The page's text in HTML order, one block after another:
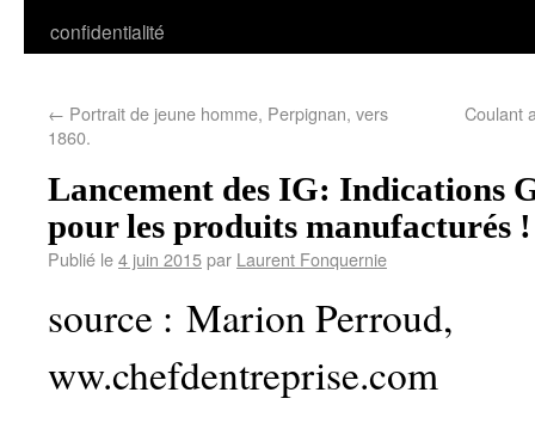
confidentialité
← Portrait de jeune homme, Perpignan, vers
1860.
Coulant
Lancement des IG: Indications
pour les produits manufacturés !
Publié le4 juin 2015par Laurent Fonquernie
source : Marion Perroud,
ww.chefdentreprise.com